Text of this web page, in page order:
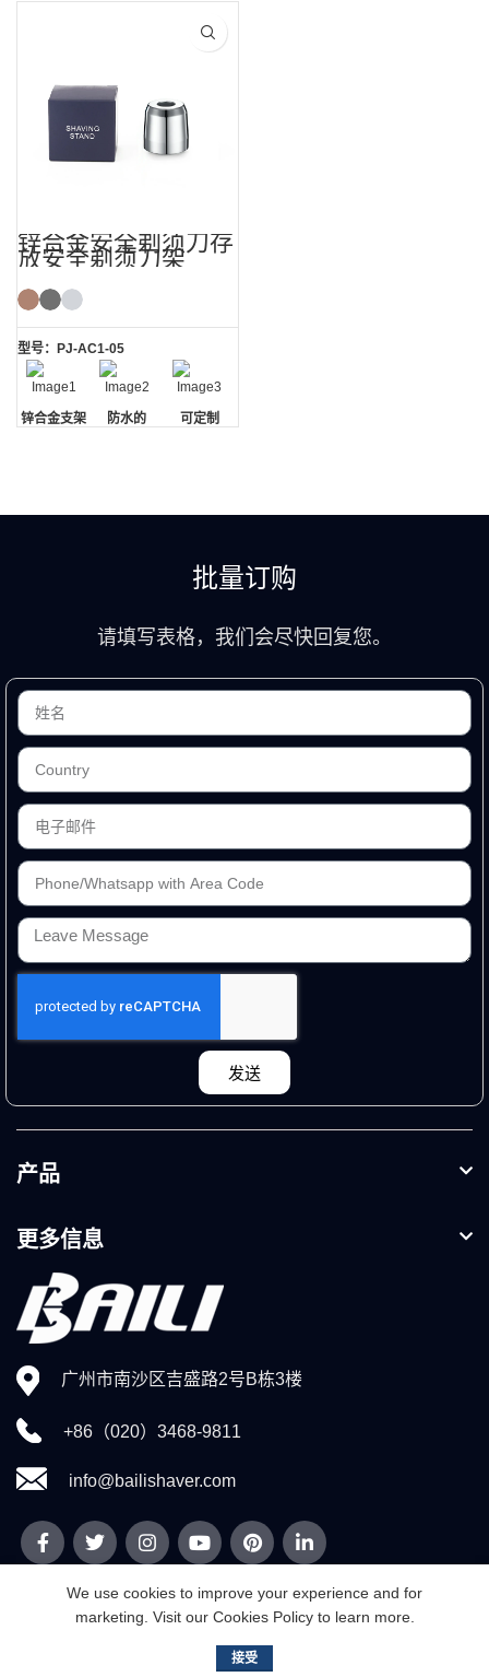
锌合金安全剃须刀存
放安全剃须刀架
型号：PJ-AC1-05
锌合金支架 防水的 可定制
批量订购
请填写表格，我们会尽快回复您。
发送
产品
更多信息
广州市南沙区吉盛路2号B栋3楼
+86（020）3468-9811
info@bailishaver.com
广州市威的百利有限公司
We use cookies to improve your experience and for
marketing. Visit our Cookies Policy to learn more.
接受